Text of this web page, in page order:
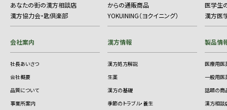
あなたの街の漢方相談店
漢方協力会・匙倶楽部
からの通販商品
YOKUINING（ヨクイニング）
医学生
漢方医
会社案内
社長あいさつ
会社概要
品質について
事業所案内
漢方情報
漢方処方解説
生薬
漢方の基礎
季節のトラブル・養生
製品情
医療用
一般用
話題の商
漢方相談